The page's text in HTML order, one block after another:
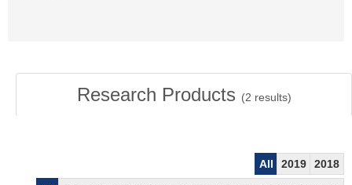
Research Products (2 results)
All 2019
2018